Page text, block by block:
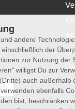
andere
der
zur Nutzung der
willigst Du zur
auch außerhalb
ebenfalls
bist, beschränken